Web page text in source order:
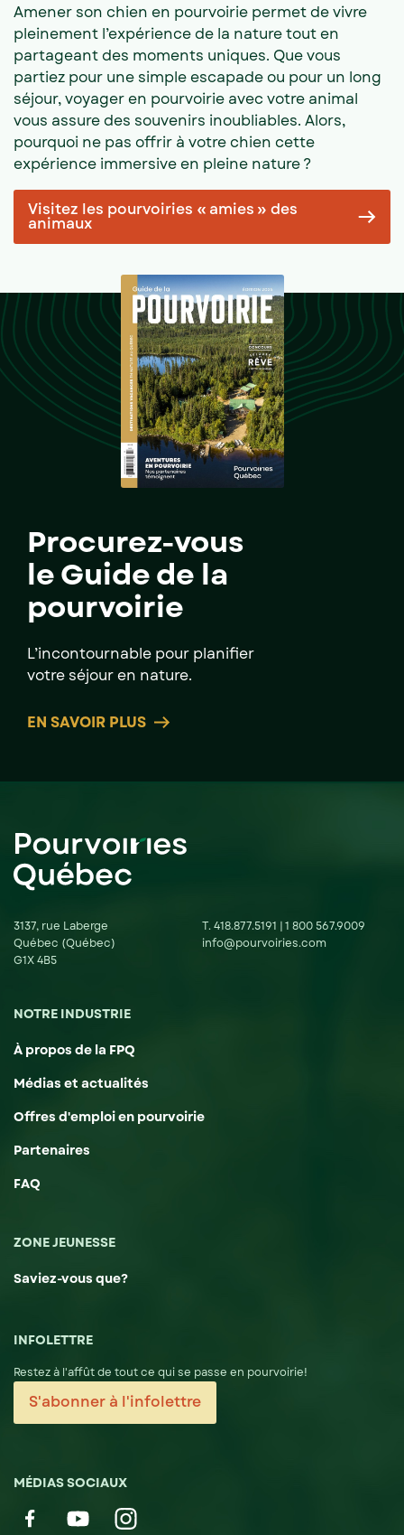
Amener son chien en pourvoirie permet de vivre
pleinement l’expérience de la nature tout en
partageant des moments uniques. Que vous
partiez pour une simple escapade ou pour un long
séjour, voyager en pourvoirie avec votre animal
vous assure des souvenirs inoubliables. Alors,
pourquoi ne pas offrir à votre chien cette
expérience immersive en pleine nature ?
Visitez les pourvoiries « amies » des
animaux
Procurez-vous
le Guide de la
pourvoirie
L’incontournable pour planifier
votre séjour en nature.
EN SAVOIR PLUS
3137, rue Laberge
Québec (Québec)
G1X 4B5
T.418.877.5191 |1 800 567.9009
info@pourvoiries.com
NOTRE INDUSTRIE
À propos de la FPQ
Médias et actualités
Offres d'emploi en pourvoirie
Partenaires
FAQ
ZONE JEUNESSE
Saviez-vous que?
INFOLETTRE
Restez à l'affût de tout ce qui se passe en pourvoirie!
S'abonner à l'infolettre
MÉDIAS SOCIAUX